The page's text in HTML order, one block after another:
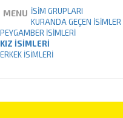
MENU İSİM GRUPLARI
KURANDA GEÇEN İSIMLER
PEYGAMBER İSIMLERI
KIZ İSIMLERI
ERKEK İSIMLERI